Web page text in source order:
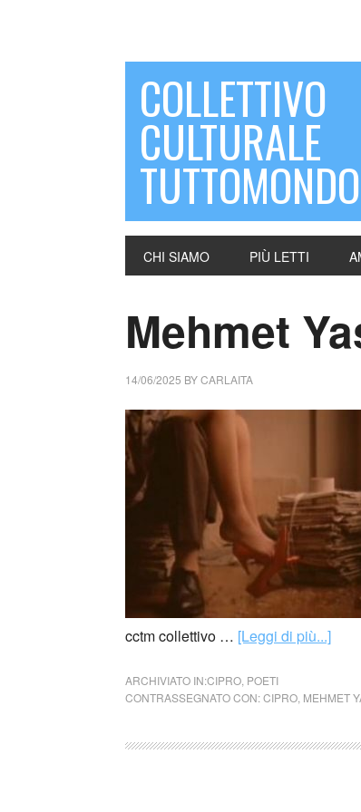
COLLETTIVO
CULTURALE
TUTTOMONDO
CHI SIAMO PIÙ LETTI
Mehmet
14/06/2025 BYCARLAITA
cctm collettivo … [Leggi di più...]
ARCHIVIATO IN:CIPRO POETI
CONTRASSEGNATO CON:CIPRO MEHMET